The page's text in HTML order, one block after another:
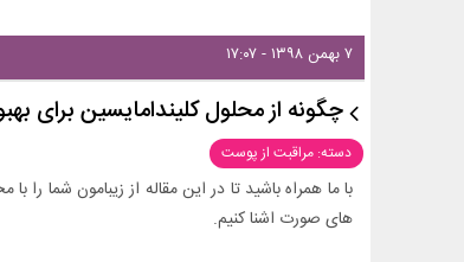
۷ بهمن ۱۳۹۸ - ۱۷:۰۷
چگونه از محلول کلیندامایسین برای
دسته: مراقبت از پوست
با ما همراه باشید تا در این مقاله از زیبامون شما
های صورت اشنا کنیم.